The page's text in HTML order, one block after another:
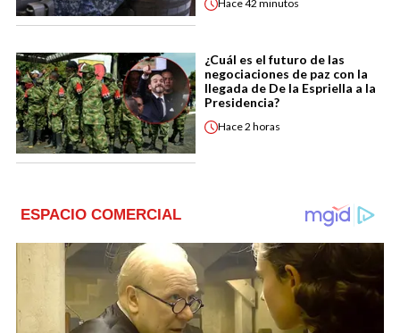
Hace42 minutos
¿Cuál es el futuro de las
negociaciones de paz con la
llegada de De la Espriella a la
Presidencia?
Hace2 horas